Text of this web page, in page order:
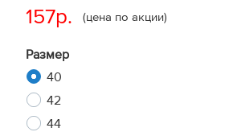
157р. (цена по акции)
Размер
40
42
44